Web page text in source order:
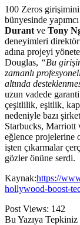
100 Zeros
bünyesinde yapımcı
Durant ve Tony
deneyimleri
adına projeyi
Douglas, “Bu
zamanlı
altında
uzun vadede
çeşitlilik, eşitlik,
nedeniyle bazı
Starbucks, Marriott
eğlence projelerine
işten çıkarmalar
gözler önüne serdi.
Kaynak:https://
hollywood-boost-
Post Views: 142
Bu Yazıya